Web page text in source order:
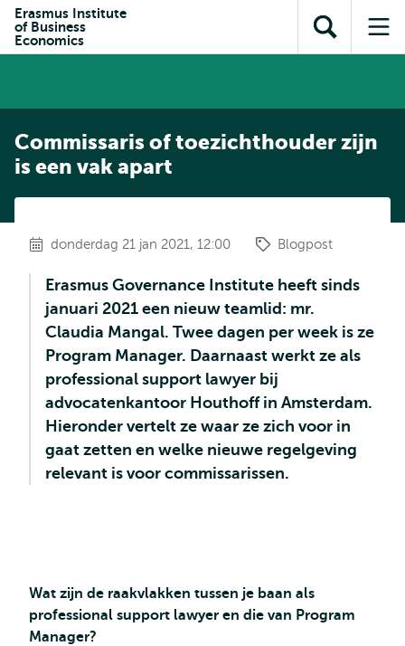
inhoud
Direct naar
subnavigatie
Erasmus Institute
of Business
Economics
Toon
zoekveld
Commissaris of toezichthouder zijn
is een vak apart
donderdag 21 jan 2021, 12:00 Blogpost
Erasmus Governance Institute heeft sinds
januari 2021 een nieuw teamlid: mr.
Claudia Mangal. Twee dagen per week is ze
Program Manager. Daarnaast werkt ze als
professional support lawyer bij
advocatenkantoor Houthoff in Amsterdam.
Hieronder vertelt ze waar ze zich voor in
gaat zetten en welke nieuwe regelgeving
relevant is voor commissarissen.
Wat zijn de raakvlakken tussen je baan als
professional support lawyer en die van Program
Manager?